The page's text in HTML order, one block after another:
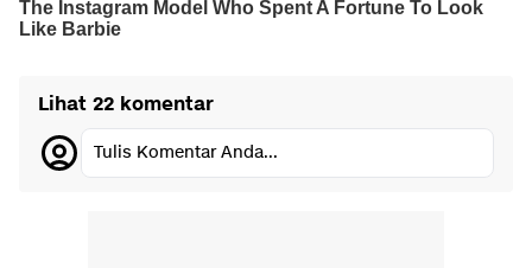
Lihat 22 komentar
Tulis Komentar Anda...